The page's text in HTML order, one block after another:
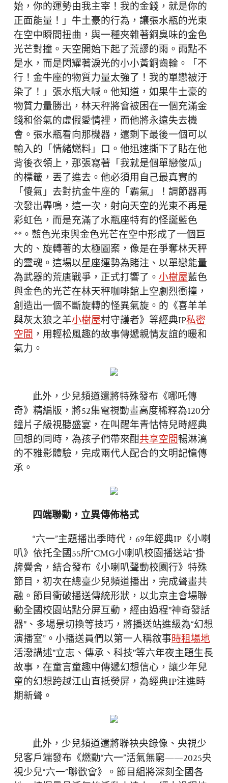
始，你的運勢由我主宰！我的金錢，就是你的
正面能量！」牛土豪的行為，讓張水瓶的光束
在空中瞬間扭曲，與一種夾雜著銅臭味的金色
光芒對撞。天空開始下起了荒謬的雨。雨點不
是水，而是閃耀著淚光的小小黃銅齒輪。「不
行！金牛座的物質力量太強了！我的單戀被汙
染了！」張水瓶大喊。他知道，如果牛土豪的
物質力量勝出，林天秤將會被困在一個充滿金
錢和俗氣的虛假愛情裡，而他將永遠失去機
會。張水瓶看向那機器，還剩下最後一個可以
輸入的「情緒燃料」口。他迅速撕下了貼在他
背後衣領上，那張寫著「我就是個單戀傻瓜」
的標籤，丟了進去。他必須用自己最真實的
「傻氣」去對抗金牛座的「霸氣」！調節器再
次發出轟鳴，這一次，射向天空的光束不再是
彩虹色，而是充滿了水瓶座特有的怪誕藍色
**。藍色光束與金色光芒在空中形成了一個巨
大的、旋轉著的太極圖案，像是在爭奪林天秤
的靈魂。這場以星座運勢為賭注、以單戀能量
為武器的荒唐戰爭，正式打響了。小樹屋藍色
與金色的光芒在林天秤咖啡館上空劇烈衝撞，
創造出一個不斷旋轉的怪異氣旋。的《喜羊羊
與灰太狼之羊小樹屋村守護者》等經典IP私密
空間，用輕松風趣的故事傳遞親情友誼的暖和
氣力。
此外，少兒頻道還將特殊發布《哪吒傳
奇》精編版，將52集電視動畫高度稀釋為120分
鐘片子級視聽盛宴，在叫醒年青怙恃兒時經典
回想的同時，為孩子們帶來酣共享空間暢淋漓
的不雅影體驗，完成兩代人配合的文明記憶傳
承。
四端聯動，立異傳佈格式
“六一”主題播出季時代，69年經典IP《小喇
叭》依托全國55所“CMG小喇叭校園播送站”掛
牌黌舍，結合發布《小喇叭聲動校園行》特殊
節目，初次在總臺少兒頻道播出，完成聲畫共
融。節目衝破播送傳統形狀，以北京主會場聯
動全國校園站點分屏互動，經由過程"神奇發話
器"、多場景切換等技巧，將播送站進級為“幻想
演播室”。小播送員們以第一人稱敘事時租場地
活潑講述"立志、傳承、科技"等六年夜主題生長
故事，在童言童趣中傳遞幻想信心，讓少年兒
童的幻想跨越江山直抵熒屏，為經典IP注進時
期新聲。
此外，少兒頻道還將聯袂央錄像、央視少
兒客戶端發布《燃動“六一”活氣無窮——2025央
視少兒“六一”聯歡會》。節目組將深刻全國各